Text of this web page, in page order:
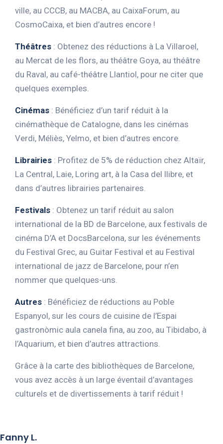
ville, au CCCB, au MACBA, au CaixaForum, au
CosmoCaixa, et bien d’autres encore !
Théâtres : Obtenez des réductions à La Villaroel,
au Mercat de les flors, au théâtre Goya, au théâtre
du Raval, au café-théâtre Llantiol, pour ne citer que
quelques exemples.
Cinémas : Bénéficiez d’un tarif réduit à la
cinémathèque de Catalogne, dans les cinémas
Verdi, Méliès, Yelmo, et bien d’autres encore.
Librairies : Profitez de 5% de réduction chez Altaïr,
La Central, Laie, Loring art, à la Casa del llibre, et
dans d’autres librairies partenaires.
Festivals : Obtenez un tarif réduit au salon
international de la BD de Barcelone, aux festivals de
cinéma D’A et DocsBarcelona, sur les événements
du Festival Grec, au Guitar Festival et au Festival
international de jazz de Barcelone, pour n’en
nommer que quelques-uns.
Autres : Bénéficiez de réductions au Poble
Espanyol, sur les cours de cuisine de l’Espai
gastronòmic aula canela fina, au zoo, au Tibidabo, à
l’Aquarium, et bien d’autres attractions.
Grâce à la carte des bibliothèques de Barcelone,
vous avez accès à un large éventail d’avantages
culturels et de divertissements à tarif réduit !
Fanny L.